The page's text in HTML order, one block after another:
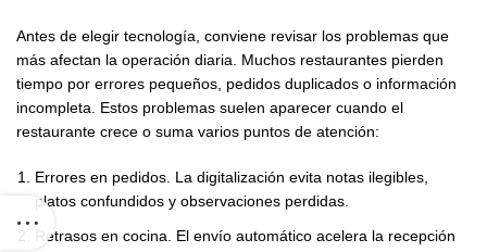
Antes de elegir tecnología, conviene revisar los problemas que
más afectan la operación diaria. Muchos restaurantes pierden
tiempo por errores pequeños, pedidos duplicados o información
incompleta. Estos problemas suelen aparecer cuando el
restaurante crece o suma varios puntos de atención:
Errores en pedidos. La digitalización evita notas ilegibles,
platos confundidos y observaciones perdidas.
Retrasos en cocina. El envío automático acelera la recepción